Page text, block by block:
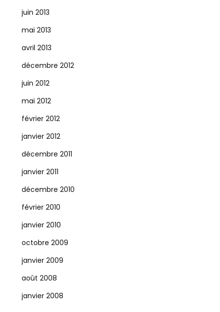
juin 2013
mai 2013
avril 2013
décembre 2012
juin 2012
mai 2012
février 2012
janvier 2012
décembre 2011
janvier 2011
décembre 2010
février 2010
janvier 2010
octobre 2009
janvier 2009
août 2008
janvier 2008